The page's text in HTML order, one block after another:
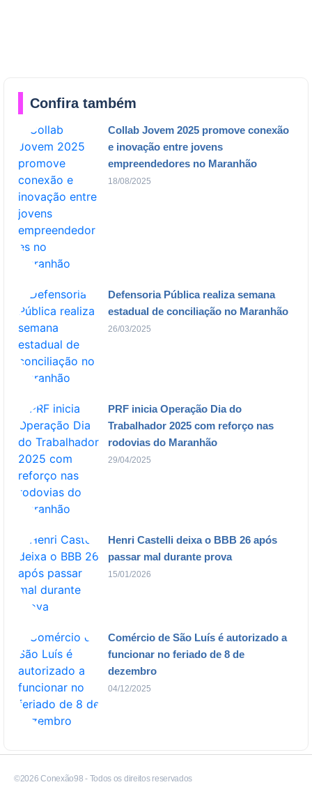
Confira também
Collab Jovem 2025 promove conexão
e inovação entre jovens
empreendedores no Maranhão
18/08/2025
Defensoria Pública realiza semana
estadual de conciliação no Maranhão
26/03/2025
PRF inicia Operação Dia do
Trabalhador 2025 com reforço nas
rodovias do Maranhão
29/04/2025
Henri Castelli deixa o BBB 26 após
passar mal durante prova
15/01/2026
Comércio de São Luís é autorizado a
funcionar no feriado de 8 de
dezembro
04/12/2025
©2026 Conexão98 - Todos os direitos reservados